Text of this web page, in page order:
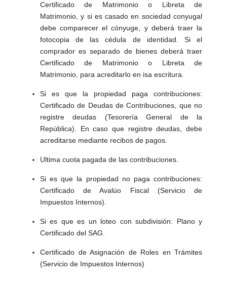
Certificado de Matrimonio o Libreta de
Matrimonio, y si es casado en sociedad conyugal
debe comparecer el cónyuge, y deberá traer la
fotocopia de las cédula de identidad. Si el
comprador es separado de bienes deberá traer
Certificado de Matrimonio o Libreta de
Matrimonio, para acreditarlo en isa escritura.
Si es que la propiedad paga contribuciones:
Certificado de Deudas de Contribuciones, que no
registre deudas (Tesorería General de la
República). En caso que registre deudas, debe
acreditarse mediante recibos de pagos.
Ultima cuota pagada de las contribuciones.
Si es que la propiedad no paga contribuciones:
Certificado de Avalúo Fiscal (Servicio de
Impuestos Internos).
Si es que es un loteo con subdivisión: Plano y
Certificado del SAG.
Certificado de Asignación de Roles en Trámites
(Servicio de Impuestos Internos)